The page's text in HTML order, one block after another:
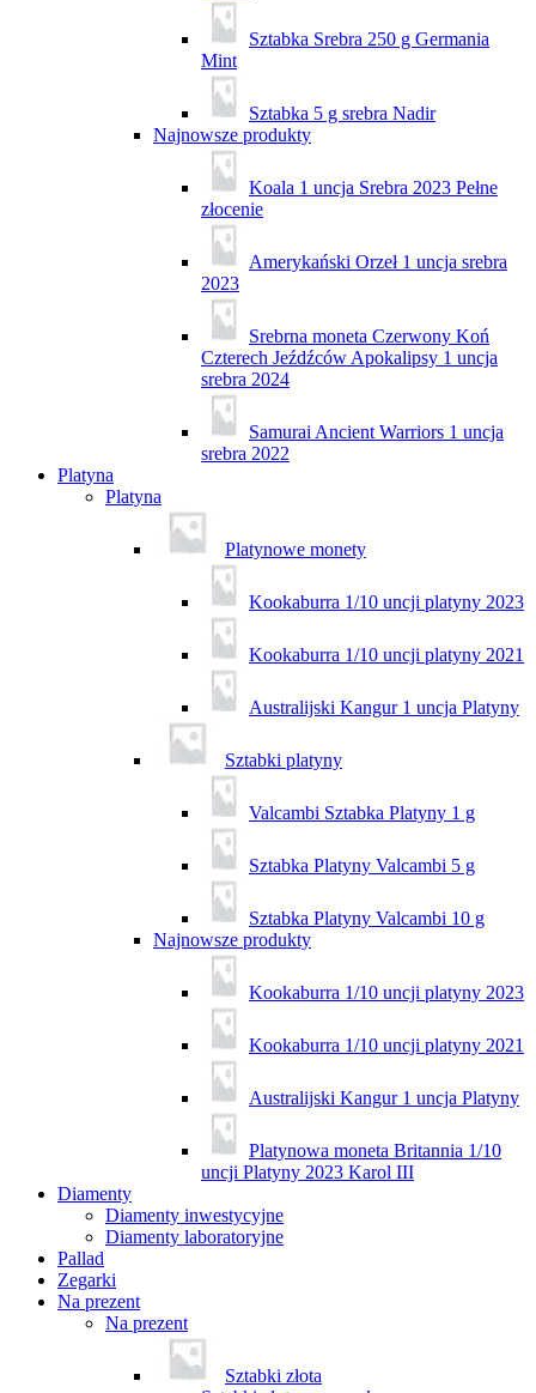
Sztabka Srebra 250 g Germania
Mint
Sztabka 5 g srebra Nadir
Najnowsze produkty
Koala 1 uncja Srebra 2023 Pełne
złocenie
Amerykański Orzeł 1 uncja srebra
2023
Srebrna moneta Czerwony Koń
Czterech Jeźdźców Apokalipsy 1 uncja
srebra 2024
Samurai Ancient Warriors 1 uncja
srebra 2022
Platyna
Platyna
Platynowe monety
Kookaburra 1/10 uncji platyny 2023
Kookaburra 1/10 uncji platyny 2021
Australijski Kangur 1 uncja Platyny
Sztabki platyny
Valcambi Sztabka Platyny 1 g
Sztabka Platyny Valcambi 5 g
Sztabka Platyny Valcambi 10 g
Najnowsze produkty
Kookaburra 1/10 uncji platyny 2023
Kookaburra 1/10 uncji platyny 2021
Australijski Kangur 1 uncja Platyny
Platynowa moneta Britannia 1/10
uncji Platyny 2023 Karol III
Diamenty
Diamenty inwestycyjne
Diamenty laboratoryjne
Pallad
Zegarki
Na prezent
Na prezent
Sztabki złota